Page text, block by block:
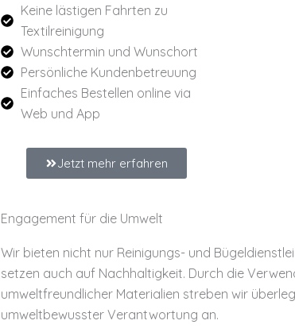
Keine lästigen Fahrten zu
Textilreinigung
Wunschtermin und Wunschort
Persönliche Kundenbetreuung
Einfaches Bestellen online via
Web und App
Jetzt mehr erfahren
Engagement für die Umwelt
Wir bieten nicht nur Reinigungs- und
setzen auch auf Nachhaltigkeit. Durch die
umweltfreundlicher Materialien streben wir
umweltbewusster Verantwortung an.